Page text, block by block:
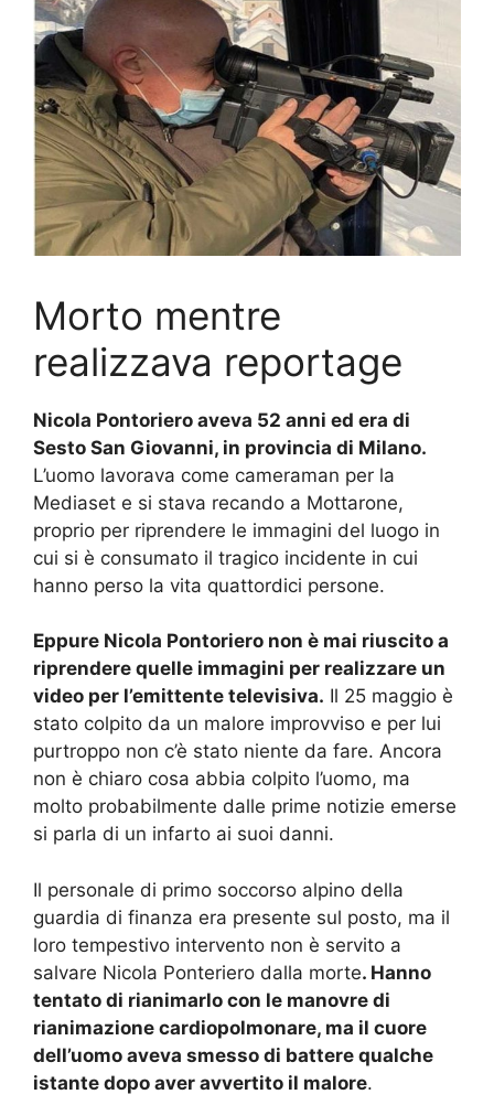
Morto mentre
realizzava reportage
Nicola Pontoriero aveva 52 anni ed era di
Sesto San Giovanni, in provincia di Milano.
L’uomo lavorava come cameraman per la
Mediaset e si stava recando a Mottarone,
proprio per riprendere le immagini del luogo in
cui si è consumato il tragico incidente in cui
hanno perso la vita quattordici persone.
Eppure Nicola Pontoriero non è mai riuscito a
riprendere quelle immagini per realizzare un
video per l’emittente televisiva. Il 25 maggio è
stato colpito da un malore improvviso e per lui
purtroppo non c’è stato niente da fare. Ancora
non è chiaro cosa abbia colpito l’uomo, ma
molto probabilmente dalle prime notizie emerse
si parla di un infarto ai suoi danni.
Il personale di primo soccorso alpino della
guardia di finanza era presente sul posto, ma il
loro tempestivo intervento non è servito a
salvare Nicola Ponteriero dalla morte. Hanno
tentato di rianimarlo con le manovre di
rianimazione cardiopolmonare, ma il cuore
dell’uomo aveva smesso di battere qualche
istante dopo aver avvertito il malore.